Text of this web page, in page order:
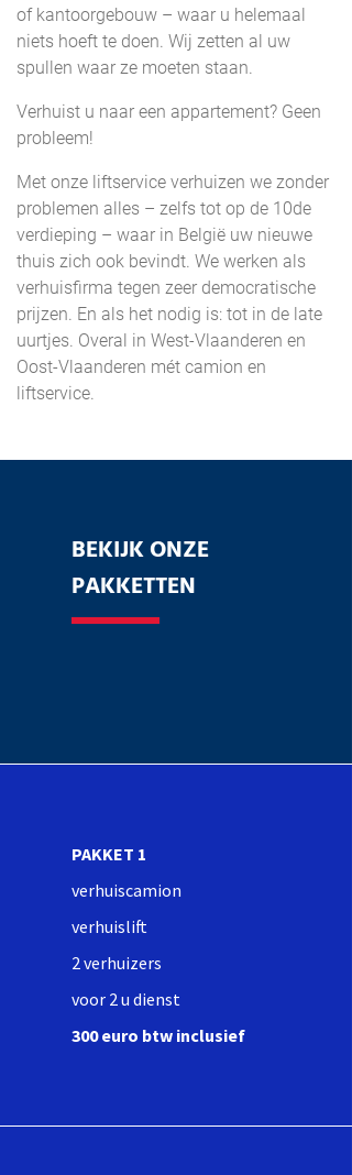
of kantoorgebouw – waar u helemaal
niets hoeft te doen. Wij zetten al uw
spullen waar ze moeten staan.
Verhuist u naar een appartement? Geen
probleem!
Met onze liftservice verhuizen we zonder
problemen alles – zelfs tot op de 10de
verdieping – waar in België uw nieuwe
thuis zich ook bevindt. We werken als
verhuisfirma tegen zeer democratische
prijzen. En als het nodig is: tot in de late
uurtjes. Overal in West-Vlaanderen en
Oost-Vlaanderen mét camion en
liftservice.
BEKIJK ONZE
PAKKETTEN
PAKKET 1
verhuiscamion
verhuislift
2 verhuizers
voor 2 u dienst
300 euro btw inclusief